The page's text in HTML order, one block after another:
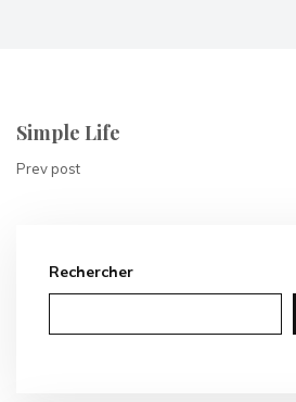
Simple Life
Prev post
Rechercher